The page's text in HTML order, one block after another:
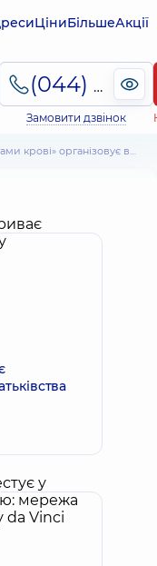
ЦіниБільшеАкції
(044) 495-2-888
Замовити дзвінок
організовує великий збір крові